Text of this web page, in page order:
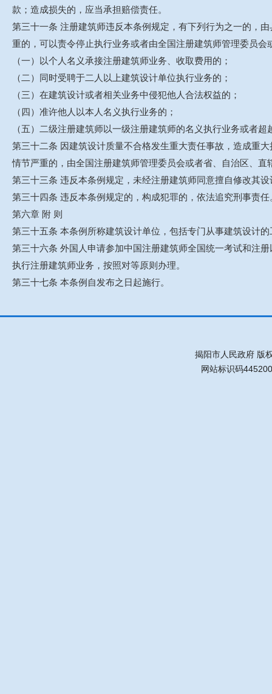
款；造成损失的，应当承担赔偿责任。
第三十一条 注册建筑师违反本条例规定，有下列行为之一的，
重的，可以责令停止执行业务或者由全国注册建筑师管理委员
（一）以个人名义承接注册建筑师业务、收取费用的；
（二）同时受聘于二人以上建筑设计单位执行业务的；
（三）在建筑设计或者相关业务中侵犯他人合法权益的；
（四）准许他人以本人名义执行业务的；
（五）二级注册建筑师以一级注册建筑师的名义执行业务或者
第三十二条 因建筑设计质量不合格发生重大责任事故，造成重
情节严重的，由全国注册建筑师管理委员会或者省、自治区、
第三十三条 违反本条例规定，未经注册建筑师同意擅自修改其
第三十四条 违反本条例规定的，构成犯罪的，依法追究刑事责任
第六章 附 则
第三十五条 本条例所称建筑设计单位，包括专门从事建筑设计
第三十六条 外国人申请参加中国注册建筑师全国统一考试和注
执行注册建筑师业务，按照对等原则办理。
第三十七条 本条例自发布之日起施行。
揭阳市人民政府 版
网站标识码